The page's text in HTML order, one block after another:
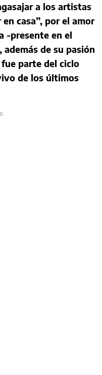
a los artistas
casa”, por el amor
-presente en el
de su pasión
parte del ciclo
de los últimos